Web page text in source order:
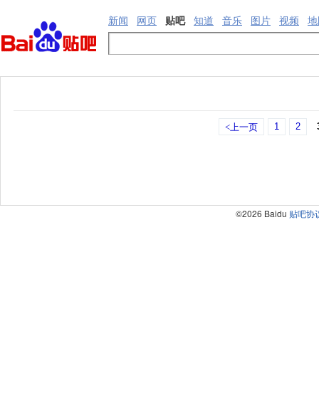
新闻 网页 贴吧 知道 音乐 图片 视频
<上一页 1 2
©2026 Baidu 贴吧协